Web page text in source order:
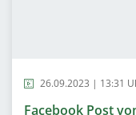
26.09.2023 | 13:31
Facebook Post